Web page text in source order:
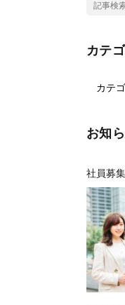
カテ
お知
社員募